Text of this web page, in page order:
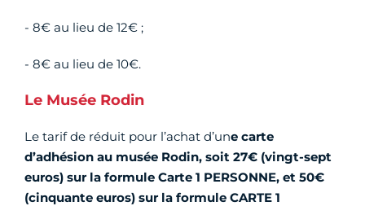
- 8€ au lieu de 12€ ;
- 8€ au lieu de 10€.
Le Musée Rodin
Le tarif de réduit pour l’achat d’une carte
d’adhésion au musée Rodin, soit 27€ (vingt-sept
euros) sur la formule Carte 1 PERSONNE, et 50€
(cinquante euros) sur la formule CARTE 1